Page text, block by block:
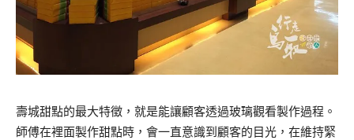
壽城甜點的最大特徵，就是能讓顧客透過玻璃觀看製作過程。
師傅在裡面製作甜點時，會一直意識到顧客的目光，在維持緊